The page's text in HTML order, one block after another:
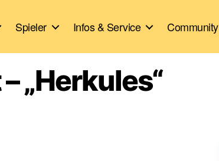
Spieler Infos & Service Community
„Herkules“